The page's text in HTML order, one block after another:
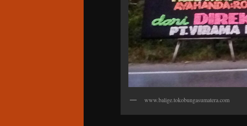
www.balige.tokobungasumatera.com